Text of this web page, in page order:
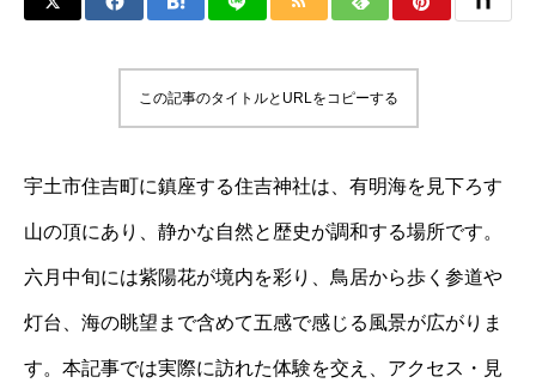
この記事のタイトルとURLをコピーする
宇土市住吉町に鎮座する住吉神社は、有明海を見下ろす
山の頂にあり、静かな自然と歴史が調和する場所です。
六月中旬には紫陽花が境内を彩り、鳥居から歩く参道や
灯台、海の眺望まで含めて五感で感じる風景が広がりま
す。本記事では実際に訪れた体験を交え、アクセス・見